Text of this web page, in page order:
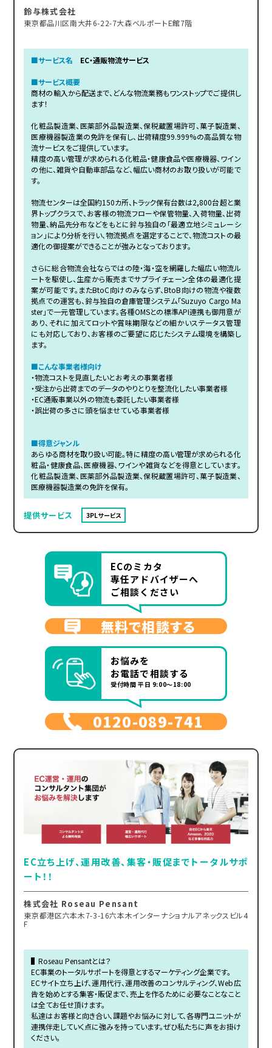
鈴与株式会社
東京都品川区南大井6-22-7大森ベルポートE館7階
■サービス名 EC・通販物流サービス
■サービス概要
商材の輸入から配送まで、どんな物流業務もワンストップでご提供し
ます！
化粧品製造業、医薬部外品製造業、保税蔵置場許可、菓子製造業、
医療機器製造業の免許を保有し、出荷精度99.999%の高品質な物
流サービスをご提供しています。
精度の高い管理が求められる化粧品・健康食品や医療機器、ワイン
の他に、雑貨や自動車部品など、幅広い商材のお取り扱いが可能で
す。
物流センターは全国約150カ所、トラック保有台数は2,800台超と業
界トップクラスで、お客様の物流フローや保管物量、入荷物量、出荷
物量、納品先分布などをもとに鈴与独自の「最適立地シミュレーシ
ョン」により分析を行い、物流拠点を選定することで、物流コストの最
適化の御提案ができることが強みとなっております。
さらに総合物流会社ならではの陸・海・空を網羅した幅広い物流ル
ートを駆使し、生産から販売までサプライチェーン全体の最適化提
案が可能です。またBtoC向けのみならず、BtoB向けの物流や複数
拠点での運営も、鈴与独自の倉庫管理システム「Suzuyo Cargo Ma
ster」で一元管理しています。各種OMSとの標準API連携も御用意が
あり、それに加えてロットや賞味期限などの細かいステータス管理
にも対応しており、お客様のご要望に応じたシステム環境を構築し
ます。
■こんな事業者様向け
・物流コストを見直したいとお考えの事業者様
・受注から出荷までのデータのやりとりを整流化したい事業者様
・EC通販事業以外の物流も委託したい事業者様
・誤出荷の多さに頭を悩ませている事業者様
■得意ジャンル
あらゆる商材を取り扱い可能。特に精度の高い管理が求められる化
粧品・健康食品、医療機器、ワインや雑貨などを得意としています。
化粧品製造業、医薬部外品製造業、保税蔵置場許可、菓子製造業、
医療機器製造業の免許を保有。
提供サービス 3PLサービス
ECのミカタ
専任アドバイザーへ
ご相談ください
無料で相談する
お悩みを
お電話で相談する
受付時間 平日 9:00～18:00
0120-089-741
EC立ち上げ、運用改善、集客・販促までトータルサポ
ート！！
株式会社 Roseau Pensant
東京都港区六本木7-3-16六本木インターナショナルアネックスビル4
F
▌Roseau Pensantとは？
EC事業のトータルサポートを得意とするマーケティング企業です。
ECサイト立ち上げ、運用代行、運用改善のコンサルティング、Web広
告を始めとする集客・販促まで、売上を作るために必要なことなこと
は全てお任せ頂けます。
私達はお客様と向き合い、課題やお悩みに対して、各専門ユニットが
連携伴走していく点に強みを持っています。ぜひ私たちに声をお掛け
ください。